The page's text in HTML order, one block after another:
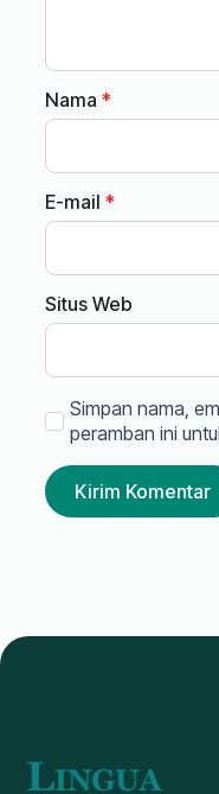
Nama *
E-mail *
Situs Web
Simpan nama,
peramban ini